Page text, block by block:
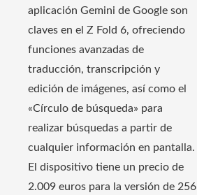
aplicación Gemini de Google son
claves en el Z Fold 6, ofreciendo
funciones avanzadas de
traducción, transcripción y
edición de imágenes, así como el
«Círculo de búsqueda» para
realizar búsquedas a partir de
cualquier información en pantalla.
El dispositivo tiene un precio de
2.009 euros para la versión de 256